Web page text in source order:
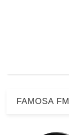
FAMOSA FM